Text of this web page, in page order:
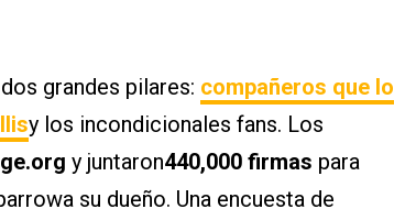
grandes pilares: compañeros que lo
y los incondicionales fans. Los
y juntaron440,000 firmas para
su dueño. Una encuesta de